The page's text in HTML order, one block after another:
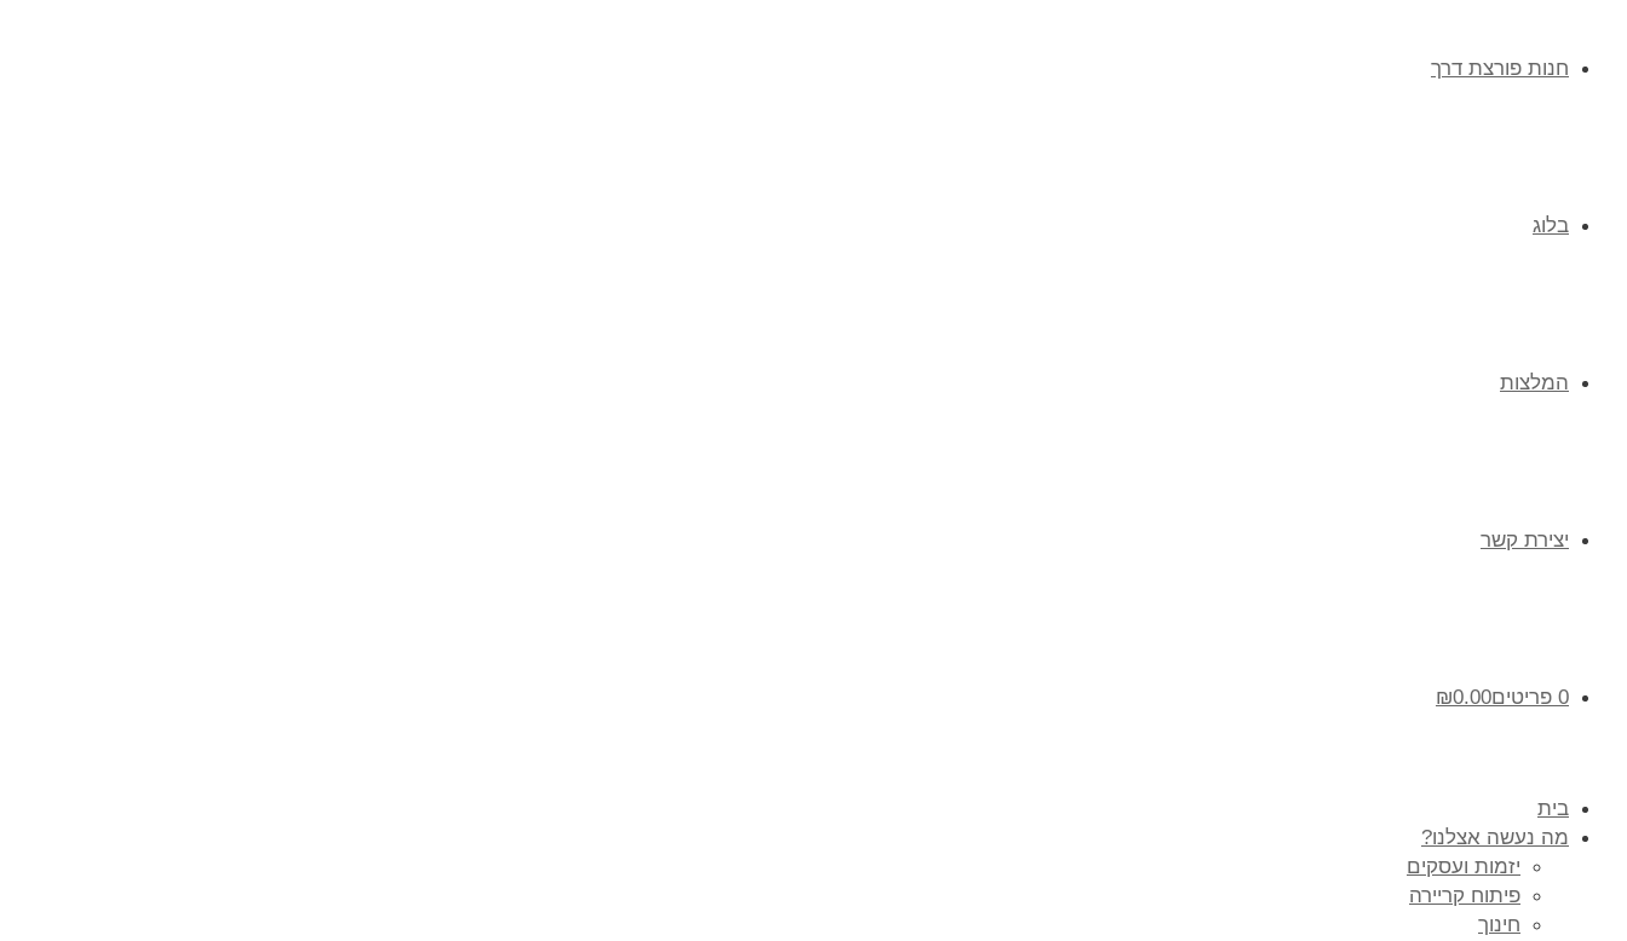
חנות פורצת דרך
בלוג
המלצות
יצירת קשר
0 פריטים ₪0.00
בית
מה נעשה אצלנו?
יזמות ועסקים
פיתוח קריירה
חינוך